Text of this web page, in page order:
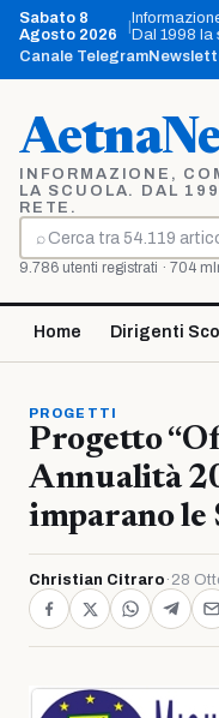
Vai
contenuto
Sabato 8
Agosto 2026
Dal 1998 la
Canale Telegram
INFORMAZIONE,
LA SCUOLA. DAL
RETE.
⌕
Cerca
9.786 utenti registrati · 704
Home Dirigenti
PROGETTI
Progetto
Annualità
imparano le
Christian Citraro · 28